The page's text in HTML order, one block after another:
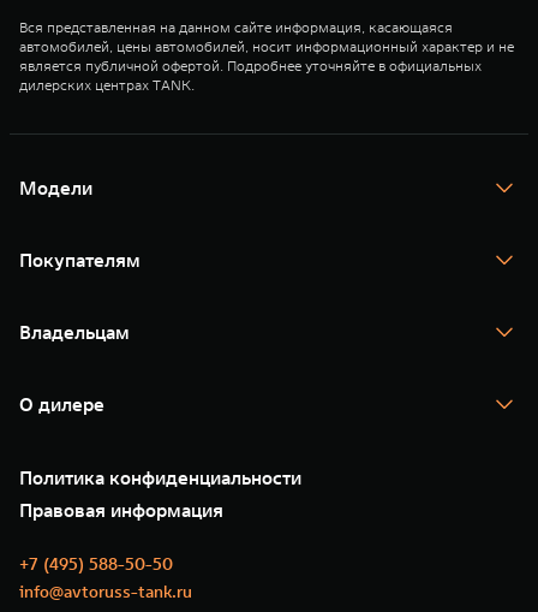
Вся представленная на данном сайте информация, касающаяся
автомобилей, цены автомобилей, носит информационный характер и не
является публичной офертой. Подробнее уточняйте в официальных
дилерских центрах TANK.
Модели
TANK 400
TANK 500
Покупателям
Тест-драйв
TANK Финансы
Корпоративным клиентам
Зарядные станции
Владельцам
Помощь на дороге
Новые цифровые сервисы TANK
Сервис
Нулевое ТО
Моторные масла
О дилере
35 лет GWM
GWM ТЕХ ДЕНЬ
Новости
Политика конфиденциальности
Правовая информация
+7 (495) 588-50-50
info@avtoruss-tank.ru